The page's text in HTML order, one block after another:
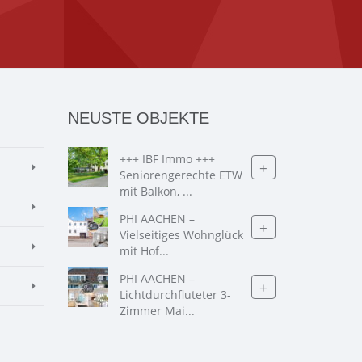
NEUSTE OBJEKTE
+++ IBF Immo +++
Seniorengerechte ETW
mit Balkon, ...
+
PHI AACHEN –
Vielseitiges Wohnglück
mit Hof...
+
PHI AACHEN –
Lichtdurchfluteter 3-
Zimmer Mai...
+